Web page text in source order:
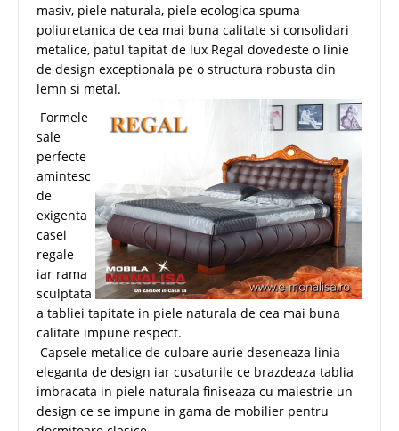
masiv, piele naturala, piele ecologica spuma
poliuretanica de cea mai buna calitate si consolidari
metalice, patul tapitat de lux Regal dovedeste o linie
de design exceptionala pe o structura robusta din
lemn si metal.
Formele
sale
perfecte
amintesc
de
exigenta
casei
regale
iar rama
sculptata
a tabliei tapitate in piele naturala de cea mai buna
calitate impune respect.
Capsele metalice de culoare aurie deseneaza linia
eleganta de design iar cusaturile ce brazdeaza tablia
imbracata in piele naturala finiseaza cu maiestrie un
design ce se impune in gama de mobilier pentru